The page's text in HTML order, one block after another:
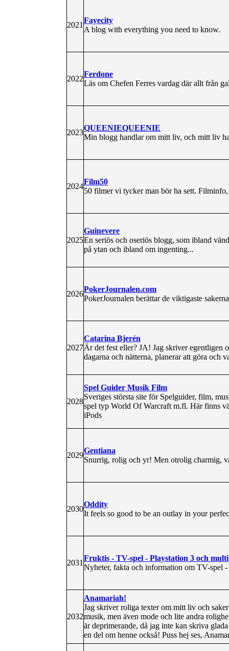
2021
Fayecity
A blog with everything you need to know.
2022
Ferdone
Läs om Chefen Ferres vardag där allt från
2023
QUEENIEQUEENIE
Min blogg handlar om mitt liv, och mitt liv
2024
Film50
50 filmer vi tycker man bör ha sett.
2025
Guinevere
En seriös och oseriös blogg, som ibland
på ytan och ibland om ingenting...
2026
PokerJournalen.com
PokerJournalen berättar de viktigaste
2027
Catarina Bjerén
Är det fest eller? JA! Jag skriver egentligen
dagarna och nätterna, planerar att göra och
2028
Spel Guider Musik Film
Sveriges största site för Spelguider, film,
spel typ World Of Warcraft m.fl. Här finns
iPods
2029
Gentiana
Snurrig, rolig och yr! Men otrolig charmig,
2030
Oddity
It feels so good to be an outlay in your
2031
Fruktis - TV-spel - Playstation 3 och multi
Nyheter, fakta och information om TV-spel
2032
Anamariah!
Jag skriver roliga texter om mitt liv och
musik, men även mode och lite andra
är deprimerande, då jag inte kan skriva
en del om henne också! Puss hej ses,